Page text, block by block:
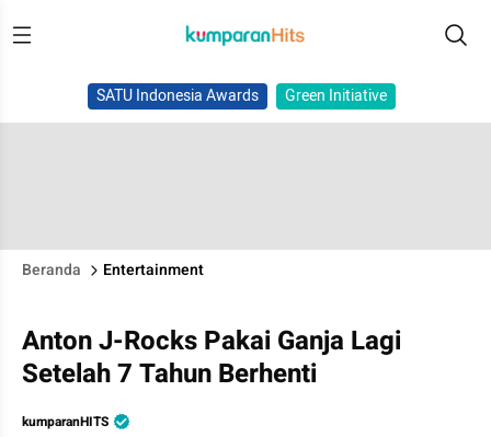
SATU Indonesia Awards Green Initiative
Beranda Entertainment
Anton J-Rocks Pakai Ganja Lagi
Setelah 7 Tahun Berhenti
kumparanHITS